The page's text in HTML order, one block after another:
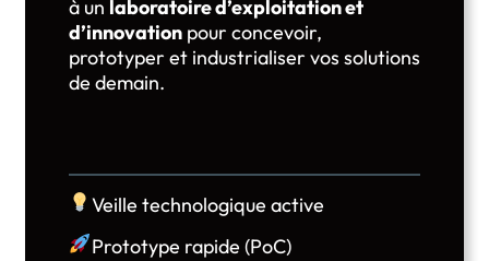
à un laboratoire d’exploitation et
d’innovation pour concevoir,
prototyper et industrialiser vos solutions
de demain.
Veille technologique active
Prototype rapide (PoC)